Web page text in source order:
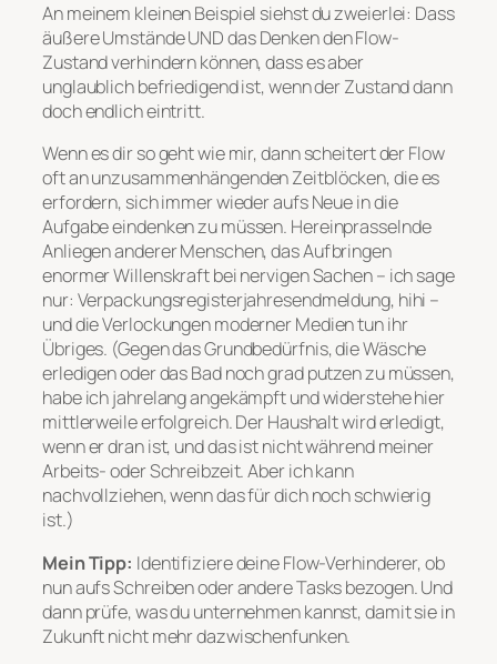
An meinem kleinen Beispiel siehst du zweierlei: Dass
äußere Umstände UND das Denken den Flow-
Zustand verhindern können, dass es aber
unglaublich befriedigend ist, wenn der Zustand dann
doch endlich eintritt.
Wenn es dir so geht wie mir, dann scheitert der Flow
oft an unzusammenhängenden Zeitblöcken, die es
erfordern, sich immer wieder aufs Neue in die
Aufgabe eindenken zu müssen. Hereinprasselnde
Anliegen anderer Menschen, das Aufbringen
enormer Willenskraft bei nervigen Sachen – ich sage
nur: Verpackungsregisterjahresendmeldung, hihi –
und die Verlockungen moderner Medien tun ihr
Übriges. (Gegen das Grundbedürfnis, die Wäsche
erledigen oder das Bad noch grad putzen zu müssen,
habe ich jahrelang angekämpft und widerstehe hier
mittlerweile erfolgreich. Der Haushalt wird erledigt,
wenn er dran ist, und das ist nicht während meiner
Arbeits- oder Schreibzeit. Aber ich kann
nachvollziehen, wenn das für dich noch schwierig
ist.)
Mein Tipp: Identifiziere deine Flow-Verhinderer, ob
nun aufs Schreiben oder andere Tasks bezogen. Und
dann prüfe, was du unternehmen kannst, damit sie in
Zukunft nicht mehr dazwischenfunken.